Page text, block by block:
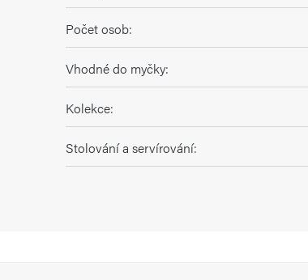
Počet osob:
Vhodné do myčky:
Kolekce:
Stolování a servírování: